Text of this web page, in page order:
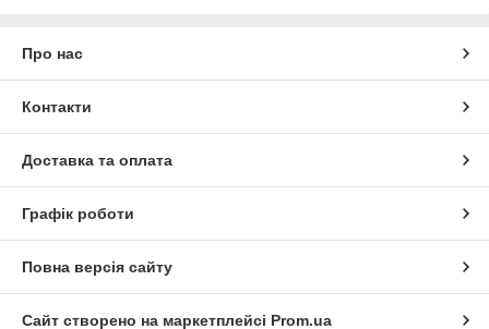
Про нас
Контакти
Доставка та оплата
Графік роботи
Повна версія сайту
Сайт створено на маркетплейсі Prom.ua